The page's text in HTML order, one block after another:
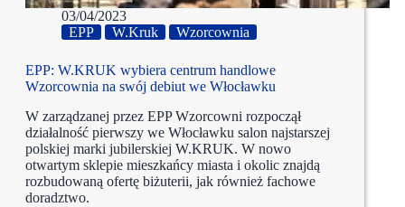
03/04/2023
EPP
W.Kruk Wzorcownia
EPP: W.KRUK wybiera centrum handlowe
Wzorcownia na swój debiut we Włocławku
W zarządzanej przez EPP Wzorcowni rozpoczął
działalność pierwszy we Włocławku salon najstarszej
polskiej marki jubilerskiej W.KRUK. W nowo
otwartym sklepie mieszkańcy miasta i okolic znajdą
rozbudowaną ofertę biżuterii, jak również fachowe
doradztwo.